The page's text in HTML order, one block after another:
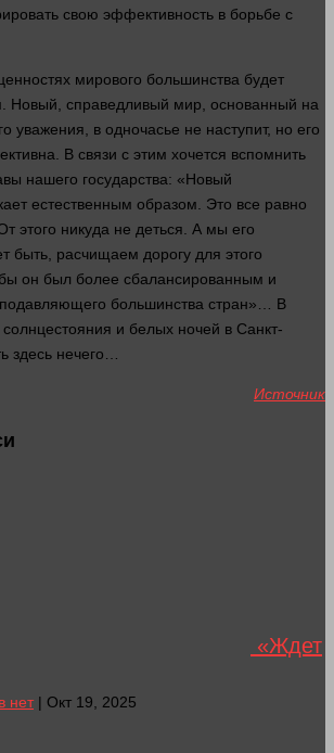
свою эффективность в борьбе с
мирового большинства будет
Новый, справедливый мир , основанный на
уважения, в одночасье не наступит, но его
В связи с этим хочется вспомнить
нашего государства: «Новый
естественным образом. Это все равно
этого никуда не деться. А мы его
расчищаем дорогу для этого
он был более сбалансированным и
большинства стран»… В
и белых ночей в Санкт-
здесь нечего…
Источник
«Ждет
нет| Окт 19, 2025